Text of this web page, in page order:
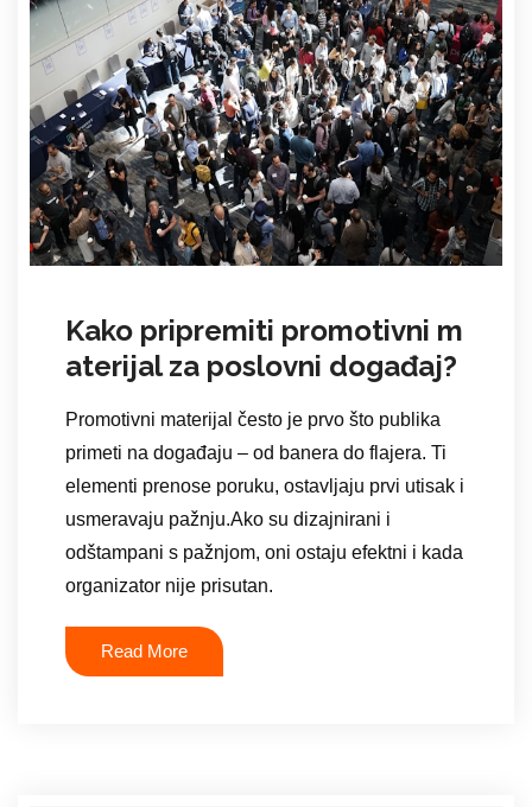
Kako pripremiti promotivni m
aterijal za poslovni događaj?
Promotivni materijal često je prvo što publika
primeti na događaju – od banera do flajera. Ti
elementi prenose poruku, ostavljaju prvi utisak i
usmeravaju pažnju.Ako su dizajnirani i
odštampani s pažnjom, oni ostaju efektni i kada
organizator nije prisutan.
Read More